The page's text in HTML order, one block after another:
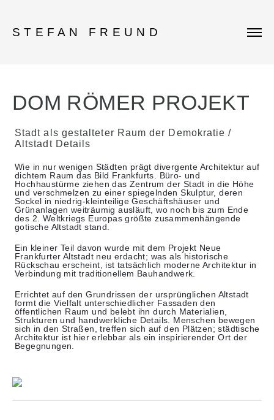
STEFAN FREUND
DOM RÖMER PROJEKT
Stadt als gestalteter Raum der Demokratie /
Altstadt Details
Wie in nur wenigen Städten prägt divergente Architektur auf
dichtem Raum das Bild Frankfurts. Büro- und
Hochhaustürme ziehen das Zentrum der Stadt in die Höhe
und verschmelzen zu einer spiegelnden Skulptur, deren
Sockel in niedrig-kleinteilige Geschäftshäuser und
Grünanlagen weiträumig ausläuft, wo noch bis zum Ende
des 2. Weltkriegs Europas größte zusammenhängende
gotische Altstadt stand.
Ein kleiner Teil davon wurde mit dem Projekt Neue
Frankfurter Altstadt neu erdacht; was als historische
Rückschau erscheint, ist tatsächlich moderne Architektur in
Verbindung mit traditionellem Bauhandwerk.
Errichtet auf den Grundrissen der ursprünglichen Altstadt
formt die Vielfalt unterschiedlicher Fassaden den
öffentlichen Raum und belebt ihn durch Materialien,
Strukturen und handwerkliche Details. Menschen bewegen
sich in den Straßen, treffen sich auf den Plätzen; städtische
Architektur ist hier erlebbar als ein inspirierender Ort der
Begegnungen.